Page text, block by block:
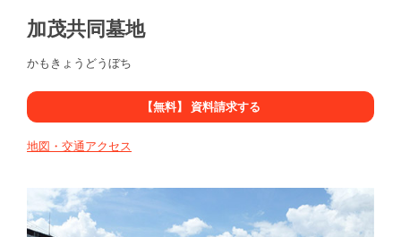
加茂共同墓地
かもきょうどうぼち
【無料】 資料請求する
地図・交通アクセス